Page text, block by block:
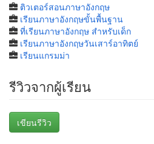
ติวเตอร์สอนภาษาอังกฤษ
เรียนภาษาอังกฤษขั้นพื้นฐาน
ที่เรียนภาษาอังกฤษ สำหรับเด็ก
เรียนภาษาอังกฤษวันเสาร์อาทิตย์
เรียนแกรมม่า
รีวิวจากผู้เรียน
เขียนรีวิว